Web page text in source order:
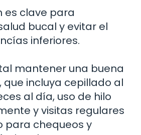
es clave para
bucal y evitar el
inferiores.
mantener una buena
que incluya cepillado al
al día, uso de hilo
y visitas regulares
para chequeos y